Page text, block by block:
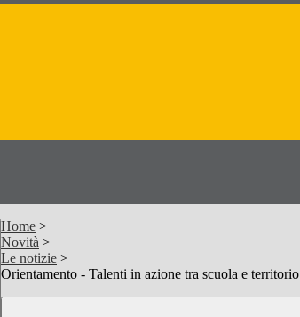
Home >
Novità >
Le notizie >
Orientamento - Talenti in azione tra scuola e territorio